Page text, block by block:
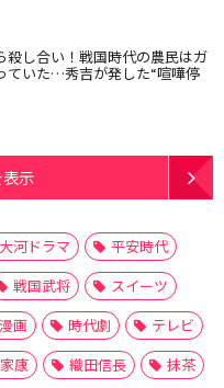
殺し合い！戦国時代の農民はガ
ていた…秀吉が発した“喧嘩停
示
大河ドラマ
平安時代
戦国武将
スイーツ
漫画 時代劇
テレビ
康 織田信長
抹茶